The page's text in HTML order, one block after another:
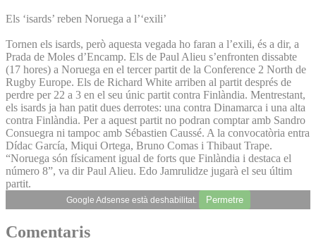
Els ‘isards’ reben Noruega a l’‘exili’
Tornen els isards, però aquesta vegada ho faran a l’exili, és a dir, a
Prada de Moles d’Encamp. Els de Paul Alieu s’enfronten dissabte
(17 hores) a Noruega en el tercer partit de la Conference 2 North de
Rugby Europe. Els de Richard White arriben al partit després de
perdre per 22 a 3 en el seu únic partit contra Finlàndia. Mentrestant,
els isards ja han patit dues derrotes: una contra Dinamarca i una alta
contra Finlàndia. Per a aquest partit no podran comptar amb Sandro
Consuegra ni tampoc amb Sébastien Caussé. A la convocatòria entra
Dídac García, Miqui Ortega, Bruno Comas i Thibaut Trape.
“Noruega són físicament igual de forts que Finlàndia i destaca el
número 8”, va dir Paul Alieu. Edo Jamrulidze jugarà el seu últim
partit.
Google Adsense està deshabilitat. Permetre
Comentaris